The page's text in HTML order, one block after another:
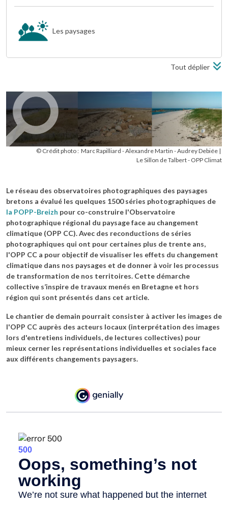
Les paysages
Tout déplier
© Crédit photo : Marc Rapilliard - Alexandre Martin - Audrey Debiée
Le Sillon de Talbert - OPP Climat
Le réseau des observatoires photographiques des paysages
bretons a évalué les quelques 1500 séries photographiques de
la POPP-Breizh pour co-construire l'Observatoire
photographique régional du paysage face au changement
climatique (OPP CC). Avec des reconductions de séries
photographiques qui ont pour certaines plus de trente ans,
l'OPP CC a pour objectif de visualiser les effets du changement
climatique dans nos paysages et de donner à voir les processus
de transformation de nos territoires. Cette démarche
collective s’inspire de travaux menés en Bretagne et hors
région qui sont présentés dans cet article.
Le chantier de demain pourrait consister à activer les images de
l'OPP CC auprès des acteurs locaux (interprétation des images
lors d'entretiens individuels, de lectures collectives) pour
mieux cerner les représentations individuelles et sociales face
aux différents changements paysagers.